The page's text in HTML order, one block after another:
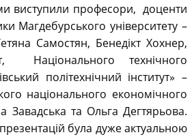
виступили професори, доценти
Магдебурського університету –
Самостян, Бенедікт Хохнер,
Національного технічного
політехнічний інститут» –
національного економічного
Завадська та Ольга Дегтярьова.
була дуже актуальною